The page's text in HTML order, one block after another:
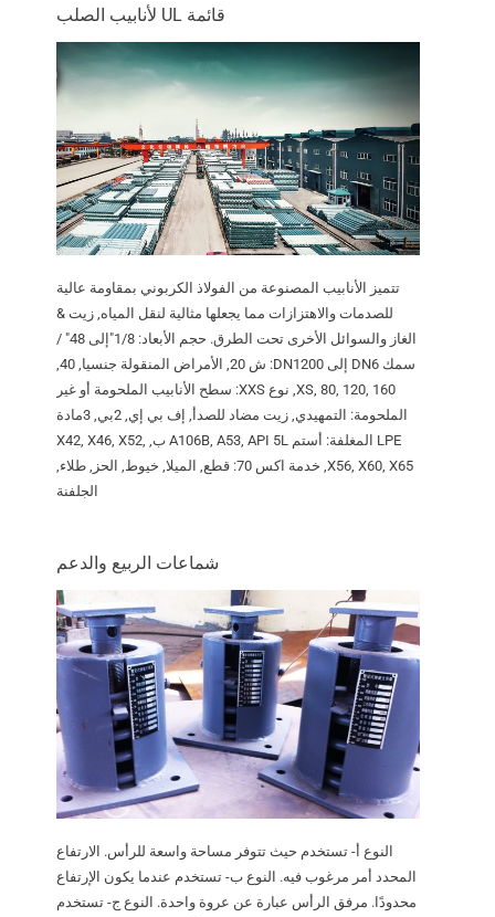
قائمة UL لأنابيب الصلب
تتميز الأنابيب المصنوعة من الفولاذ الكربوني بمقاومة عالية
للصدمات والاهتزازات مما يجعلها مثالية لنقل المياه, زيت &
الغاز والسوائل الأخرى تحت الطرق. حجم الأبعاد: 1/8"إلى 48" /
سمك DN6 إلى DN1200: ش 20, الأمراض المنقولة جنسيا, 40,
XS, 80, 120, 160, نوع XXS: سطح الأنابيب الملحومة أو غير
الملحومة: التمهيدي, زيت مضاد للصدأ, إف بي إي, 2بي, 3مادة
LPE المغلفة: أستم A106B, A53, API 5L ب, X42, X46, X52,
X56, X60, X65, خدمة اكس 70: قطع, الميلا, خيوط, الحز, طلاء,
الجلفنة
شماعات الربيع والدعم
النوع أ- تستخدم حيث تتوفر مساحة واسعة للرأس. الارتفاع
المحدد أمر مرغوب فيه. النوع ب- تستخدم عندما يكون الإرتفاع
محدودًا. مرفق الرأس عبارة عن عروة واحدة. النوع ج- تستخدم